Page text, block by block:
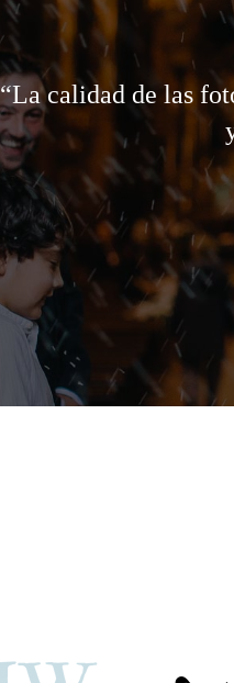
“La calidad de las